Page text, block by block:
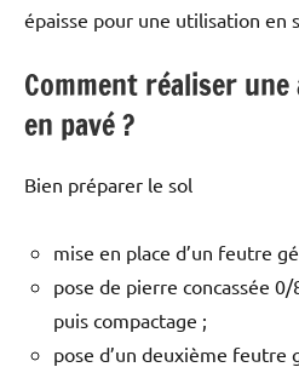
épaisse pour une utilisation en
Comment réaliser
en pavé ?
Bien préparer le sol
mise en place d’un feutre
pose de pierre concassée
puis compactage ;
pose d’un deuxième feutre